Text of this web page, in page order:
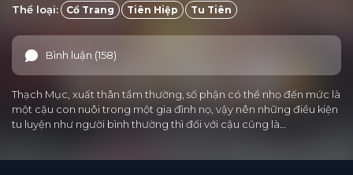
Thể loại: Cổ Trang Tiên Hiệp Tu Tiên
Bình luận (158)
Thạch Mục, xuất thân tầm thường, số phận có thể nhọ đến mức là
một cậu con nuôi trong một gia đình nọ, vậy nên những điều kiện
tu luyện như người bình thường thì đối với cậu cũng là…